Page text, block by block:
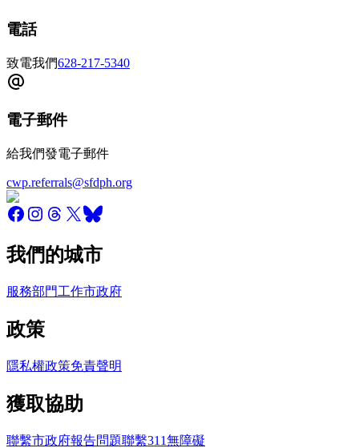
電話
致電我們628-217-5340
電子郵件
給我們發電子郵件
cwp.referrals@sfdph.org
我們的城市
服務部門工作市政府
政策
隱私權政策免責聲明
獲取協助
聯繫市政府報告問題聯繫311無障礙